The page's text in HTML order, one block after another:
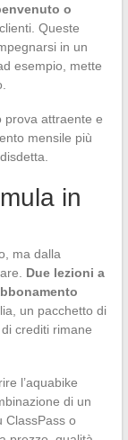
o
Queste
in un
esempio, mette
prova attraente e
mensile più
in
ma dalla
Due lezioni a
un pacchetto di
crediti rimane
l’aquabike
di un
ClassPass o